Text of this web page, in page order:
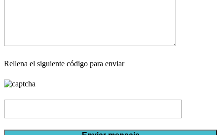
Rellena el siguiente código para enviar